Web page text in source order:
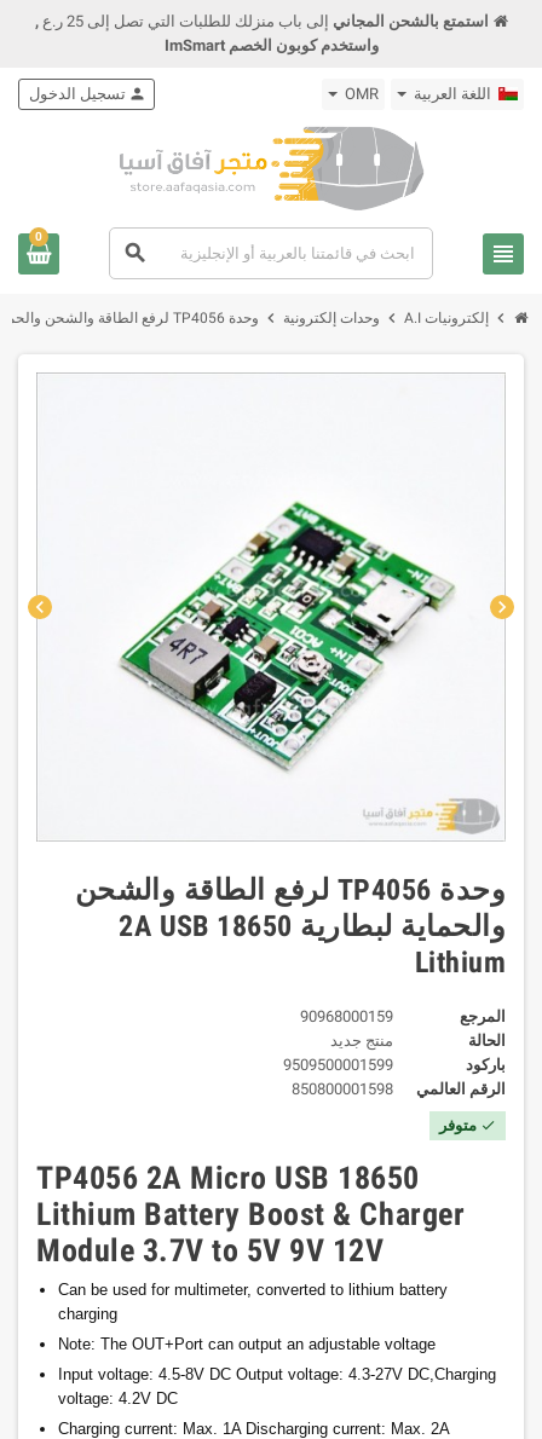
استمتع بالشحن المجاني إلى باب منزلك للطلبات التي تصل إلى 25 ر.ع
,
واستخدم كوبون الخصم ImSmart
اللغة العربية OMR
view_headline
search
person تسجيل الدخول
0
chevron_right إلكترونيات A.I chevron_right وحدات إلكترونية chevron_right وحدة TP4056 لرفع الطاقة والشحن والحماية لبطارية 2A USB 18650 Lithium
chevron_left chevron_right
وحدة TP4056 لرفع الطاقة والشحن
والحماية لبطارية 2A USB 18650
Lithium
المرجع
90968000159
الحالة
منتج جديد
باركود
9509500001599
الرقم العالمي
850800001598
check متوفر
TP4056 2A Micro USB 18650
Lithium Battery Boost & Charger
Module 3.7V to 5V 9V 12V
Can be used for multimeter, converted to lithium battery
charging
Note: The OUT+Port can output an adjustable voltage
Input voltage: 4.5-8V DC Output voltage: 4.3-27V DC,Charging
voltage: 4.2V DC
Charging current: Max. 1A Discharging current: Max. 2A